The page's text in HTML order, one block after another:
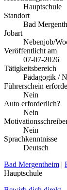
Hauptschule
Standort
Bad
Jobart
Nebenjob/
Veröffentlicht am
07-07-2026
Tätigkeitsbereich
Pädagogik /
Führerschein
Nein
Auto erforderlich?
Nein
Nein
Sprachkenntnisse
Deutsch
Bad Mergentheim |
Hauptschule